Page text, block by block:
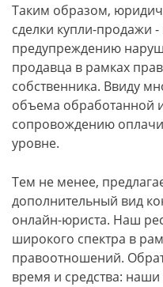
Таким образом,
сделки купли-продажи
предупреждению
продавца в рамках
собственника. Ввиду
объема обработанной
сопровождению
уровне.
Тем не менее,
дополнительный вид
онлайн-юриста. Наш
широкого спектра в
правоотношений.
время и средства: